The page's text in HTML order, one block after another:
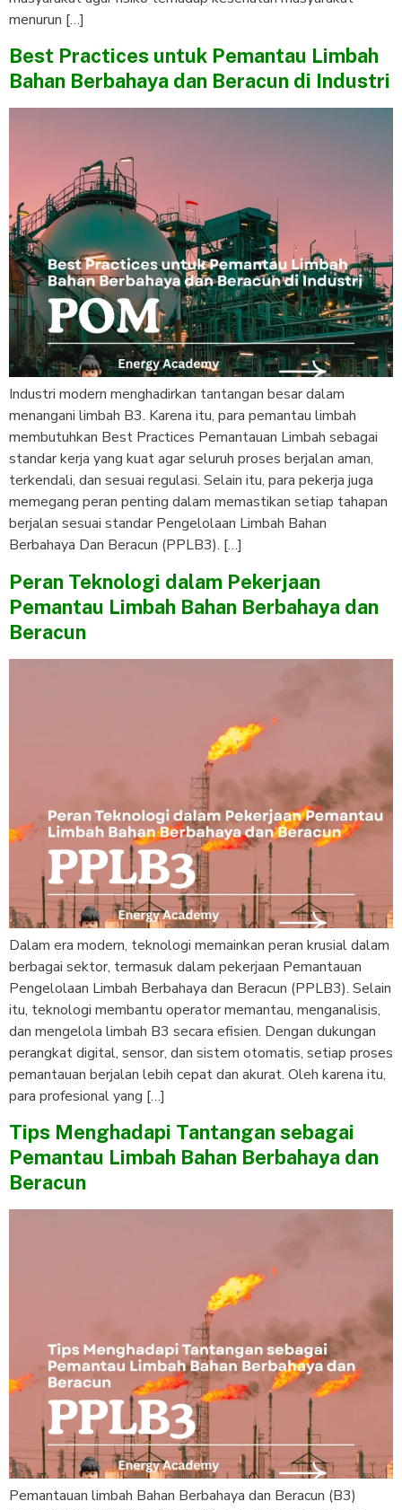
menurun […]
Best Practices untuk Pemantau Limbah
Bahan Berbahaya dan Beracun di Industri
Industri modern menghadirkan tantangan besar dalam
menangani limbah B3. Karena itu, para pemantau limbah
membutuhkan Best Practices Pemantauan Limbah sebagai
standar kerja yang kuat agar seluruh proses berjalan aman,
terkendali, dan sesuai regulasi. Selain itu, para pekerja juga
memegang peran penting dalam memastikan setiap tahapan
berjalan sesuai standar Pengelolaan Limbah Bahan
Berbahaya Dan Beracun (PPLB3). […]
Peran Teknologi dalam Pekerjaan
Pemantau Limbah Bahan Berbahaya dan
Beracun
Dalam era modern, teknologi memainkan peran krusial dalam
berbagai sektor, termasuk dalam pekerjaan Pemantauan
Pengelolaan Limbah Berbahaya dan Beracun (PPLB3). Selain
itu, teknologi membantu operator memantau, menganalisis,
dan mengelola limbah B3 secara efisien. Dengan dukungan
perangkat digital, sensor, dan sistem otomatis, setiap proses
pemantauan berjalan lebih cepat dan akurat. Oleh karena itu,
para profesional yang […]
Tips Menghadapi Tantangan sebagai
Pemantau Limbah Bahan Berbahaya dan
Beracun
Pemantauan limbah Bahan Berbahaya dan Beracun (B3)